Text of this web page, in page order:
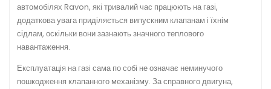
автомобілях Ravon, які тривалий час працюють на газі,
додаткова увага приділяється випускним клапанам і їхнім
сідлам, оскільки вони зазнають значного теплового
навантаження.
Експлуатація на газі сама по собі не означає неминучого
пошкодження клапанного механізму. За справного двигуна,